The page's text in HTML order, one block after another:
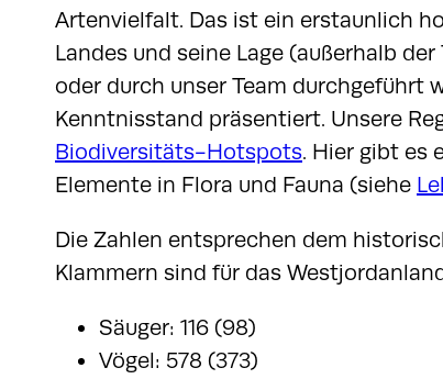
Artenvielfalt. Das ist ein erstaunlich
Landes und seine Lage (außerhalb
oder durch unser Team durchgeführt
Kenntnisstand präsentiert. Unsere
Biodiversitäts-Hotspots. Hier gibt es
Elemente in Flora und Fauna (siehe
Die Zahlen entsprechen dem
Klammern sind für das
Säuger: 116 (98)
Vögel: 578 (373)